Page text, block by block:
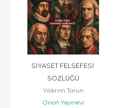
SİYASET FELSEFESİ
SÖZLÜĞÜ
Yıldırım Torun
Orion Yayınevi